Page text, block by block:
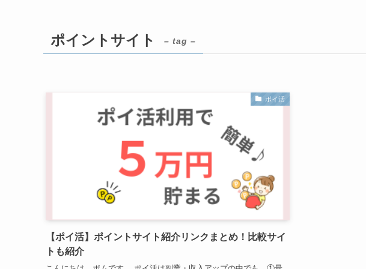
ポイントサイト – tag –
ポイ活
【ポイ活】ポイントサイト紹介リンクまとめ！比較サイ
トも紹介